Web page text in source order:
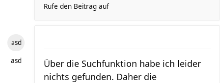
Rufe den Beitrag auf
asd
asd
Über die Suchfunktion habe ich leider
nichts gefunden. Daher die